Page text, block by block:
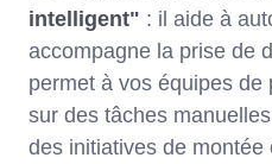
intelligent" : il aide à
accompagne la prise de
permet à vos équipes
sur des tâches
des initiatives de montée